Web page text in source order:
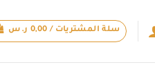
سلة المشتريات / 0,00 ر.س